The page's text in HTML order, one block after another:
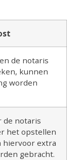
de notaris
kunnen
worden
de notaris
het opstellen
hiervoor extra
gebracht.